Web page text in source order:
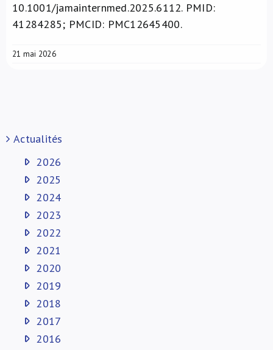
10.1001/jamainternmed.2025.6112. PMID:
41284285; PMCID: PMC12645400.
21 mai 2026
Actualités
2026
2025
2024
2023
2022
2021
2020
2019
2018
2017
2016